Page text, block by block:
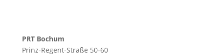
PRT Bochum
Prinz-Regent-Straße 50-60